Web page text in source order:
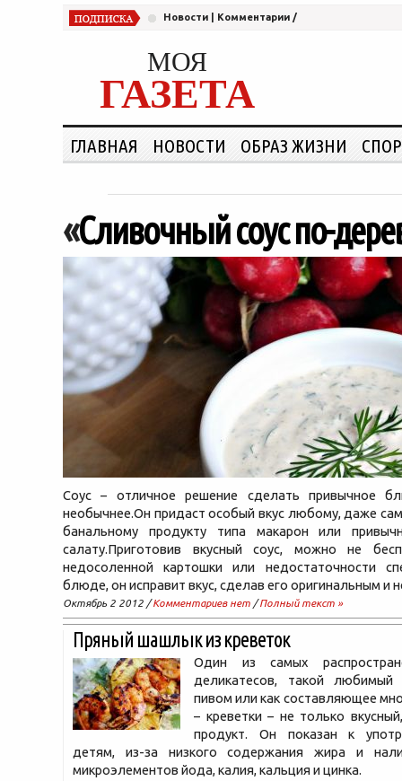
Новости Комментарии /
МОЯ
ГАЗЕТА
ГЛАВНАЯ НОВОСТИ ОБРАЗ ЖИЗНИ
«Сливочный соус по-
Соус – отличное решение сделать привычное
необычнее.Он придаст особый вкус любому, даже
банальному продукту типа макарон или
салату.Приготовив вкусный соус, можно не
недосоленной картошки или недостаточности
блюде, он исправит вкус, сделав его оригинальным и
Октябрь 2 2012 /Комментариев нет /Полный текст »
Пряный шашлык из креветок
Один из самых
деликатесов, такой
пивом или как составляющее
– креветки – не только
продукт. Он показан к
детям, из-за низкого содержания жира и
микроэлементов йода, калия, кальция и цинка.